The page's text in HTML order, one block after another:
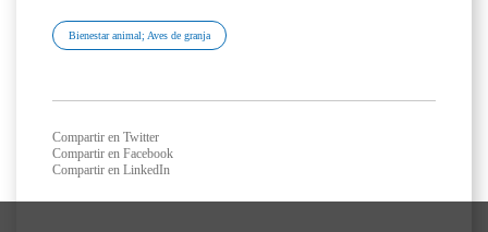
Bienestar animal; Aves de granja
Compartir en Twitter
Compartir en Facebook
Compartir en LinkedIn